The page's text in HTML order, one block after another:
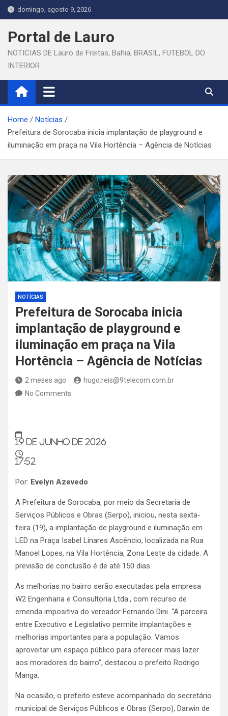
Skip
to
content
domingo, agosto 9, 2026
Portal de Lauro
NOTICIAS DE Lauro de Freitas, Bahia, BRASIL, FUTEBOL DO
INTERIOR
Home
Notícias
Prefeitura de Sorocaba inicia implantação de playground e
iluminação em praça na Vila Hortência – Agência de Notícias
NOTÍCIAS
Prefeitura de Sorocaba inicia
implantação de playground e
iluminação em praça na Vila
Hortência – Agência de Notícias
2 meses ago
hugo.reis@9telecom.com.br
No Comments
19 de junho de 2026
17:52
Por: Evelyn Azevedo
A Prefeitura de Sorocaba, por meio da Secretaria de
Serviços Públicos e Obras (Serpo), iniciou, nesta sexta-
feira (19), a implantação de playground e iluminação em
LED na Praça Isabel Linares Ascêncio, localizada na Rua
Manoel Lopes, na Vila Hortência, Zona Leste da cidade. A
previsão de conclusão é de até 150 dias.
As melhorias no bairro serão executadas pela empresa
W2 Engenharia e Consultoria Ltda., com recurso de
emenda impositiva do vereador Fernando Dini. “A parceira
entre Executivo e Legislativo permite implantações e
melhorias importantes para a população. Vamos
aproveitar um espaço público para oferecer mais lazer
aos moradores do bairro”, destacou o prefeito Rodrigo
Manga.
Na ocasião, o prefeito esteve acompanhado do secretário
municipal de Serviços Públicos e Obras (Serpo), Darwin de